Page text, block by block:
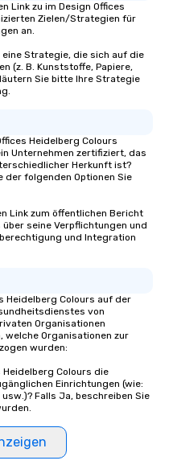
Link zu im Design Offices
Zielen/Strategien für
an.
eine Strategie, die sich auf die
(z. B. Kunststoffe, Papiere,
Sie bitte Ihre Strategie
Heidelberg Colours
Unternehmen zertifiziert, das
Herkunft ist?
der folgenden Optionen Sie
Link zum öffentlichen Bericht
seine Verpflichtungen und
und Integration
Heidelberg Colours auf der
von
Organisationen
welche Organisationen zur
wurden:
Colours die
Einrichtungen (wie:
Falls Ja, beschreiben Sie